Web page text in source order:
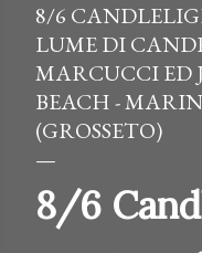
8/6
LUME DI
MARCUCCI ED
BEACH -
(GROSSETO)
8/6